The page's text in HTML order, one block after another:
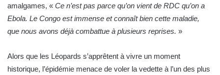
amalgames, « Ce n’est pas parce qu’on vient de RDC qu’on a
Ebola. Le Congo est immense et connaît bien cette maladie,
que nous avons déjà combattue à plusieurs reprises. »
Alors que les Léopards s’apprêtent à vivre un moment
historique, l’épidémie menace de voler la vedette à l’un des plus